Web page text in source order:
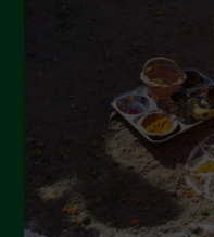
Aprile 2022
Febbraio 2022
Gennaio 2022